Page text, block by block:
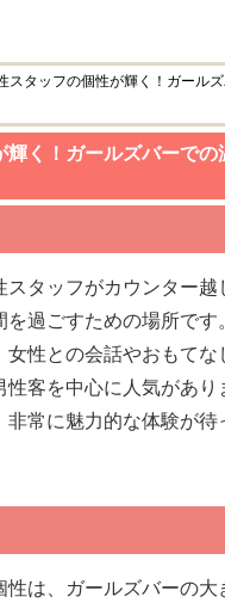
スタッフの個性が輝く！ガール
く！ガールズバーでの
スタッフがカウンター越
を過ごすための場所です
女性との会話やおもてな
性客を中心に人気があり
非常に魅力的な体験が待
性は、ガールズバーの大